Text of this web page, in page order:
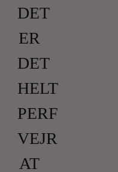
DET
ER
DET
HELT
PERFEKTE
VEJR
AT